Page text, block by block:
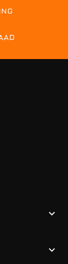
expand_more
expand_more